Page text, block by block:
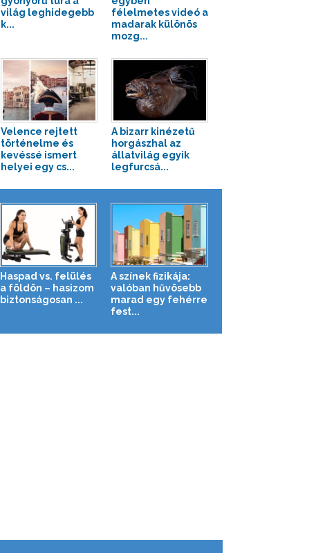
világ leghidegebb
k...
félelmetes videó a
madarak különös
mozg...
Velence rejtett
történelme és
kevéssé ismert
helyei egy cs...
A bizarr kinézetű
horgászhal az
állatvilág egyik
legfurcsá...
Haspad vs. felülés
a földön – hasizom
biztonságosan ...
A színek fizikája:
valóban hűvösebb
marad egy fehérre
fest...